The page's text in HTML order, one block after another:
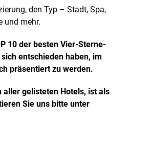
den Typ – Stadt, Spa,
und mehr.
10 der besten Vier-Sterne-
entschieden haben, im
präsentiert zu werden.
gelisteten Hotels, ist als
Sie uns bitte unter